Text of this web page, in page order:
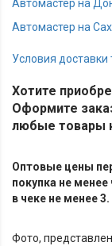
Автомастер на
Автомастер на
Условия доставки
Хотите
Оформите
любые товары
Оптовые цены
покупка не
в чеке не менее 3.
Фото,